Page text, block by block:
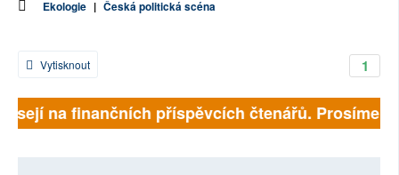
Ekologie | Česká politická scéna
1
Vytisknout
na finančních příspěvcích čtenářů. Prosíme,